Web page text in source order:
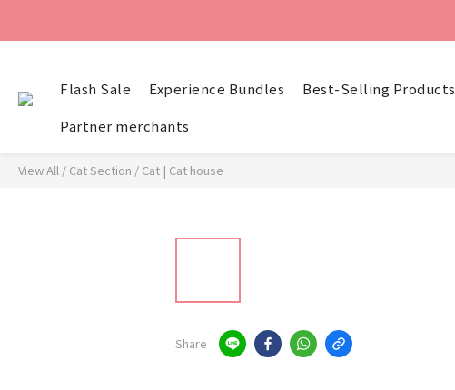
Flash Sale Experience Bundles Best-Selling Products
Partner merchants
View All / Cat Section / Cat | Cat house
Share